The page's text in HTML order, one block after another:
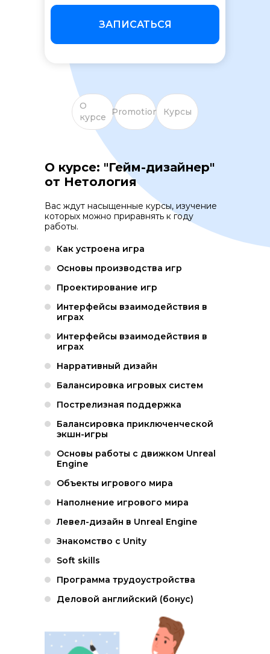
ЗАПИСАТЬСЯ
О
курсе
Promotion Курсы
О курсе: "Гейм-дизайнер"
от Нетология
Вас ждут насыщенные курсы, изучение
которых можно приравнять к году
работы.
Как устроена игра
Основы производства игр
Проектирование игр
Интерфейсы взаимодействия в
играх
Интерфейсы взаимодействия в
играх
Нарративный дизайн
Балансировка игровых систем
Пострелизная поддержка
Балансировка приключенческой
экшн-игры
Основы работы с движком Unreal
Engine
Объекты игрового мира
Наполнение игрового мира
Левел-дизайн в Unreal Engine
Знакомство с Unity
Soft skills
Программа трудоустройства
Деловой английский (бонус)